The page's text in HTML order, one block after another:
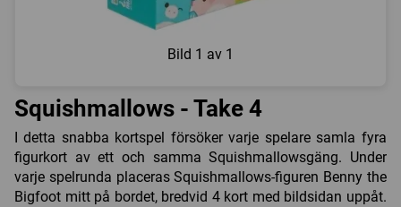
Bild 1 av 1
Squishmallows - Take 4
I detta snabba kortspel försöker varje spelare samla fyra
figurkort av ett och samma Squishmallowsgäng. Under
varje spelrunda placeras Squishmallows-figuren Benny the
Bigfoot mitt på bordet, bredvid 4 kort med bildsidan uppåt.